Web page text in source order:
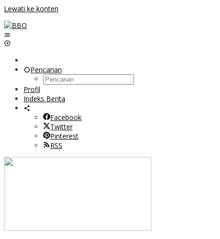
Lewati ke konten
Pencarian
Profil
Indeks Berita
Facebook
Twitter
Pinterest
RSS